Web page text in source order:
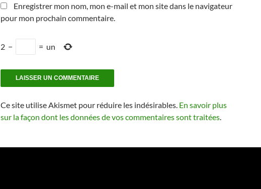
Enregistrer mon nom, mon e-mail et mon site dans le navigateur
pour mon prochain commentaire.
2 − = un
Ce site utilise Akismet pour réduire les indésirables. En savoir plus
sur la façon dont les données de vos commentaires sont traitées.